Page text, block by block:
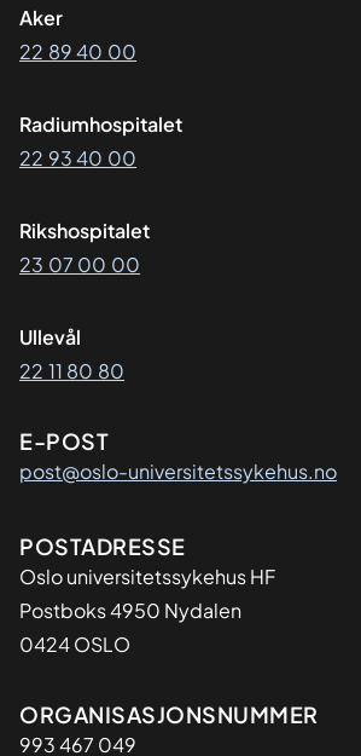
Aker
22 89 40 00
Radiumhospitalet
22 93 40 00
Rikshospitalet
23 07 00 00
Ullevål
22 11 80 80
E-POST
post@oslo-universitetssykehus.no
Adresse
POSTADRESSE
Oslo universitetssykehus HF
Postboks 4950 Nydalen
0424 OSLO
Organisasjon
ORGANISASJONSNUMMER
993 467 049